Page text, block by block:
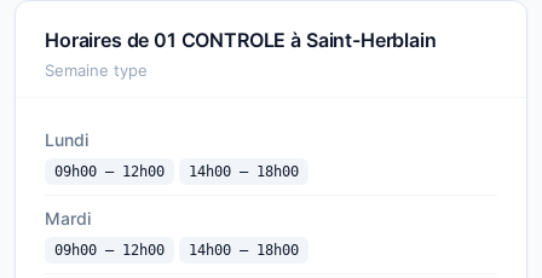
Horaires de 01 CONTROLE à Saint-Herblain
Semaine type
Lundi
09h00 — 12h00 14h00 — 18h00
Mardi
09h00 — 12h00 14h00 — 18h00